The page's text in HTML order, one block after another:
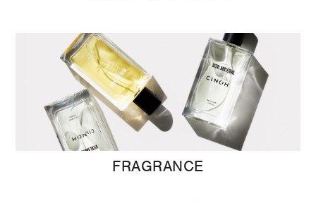
FRAGRANCE